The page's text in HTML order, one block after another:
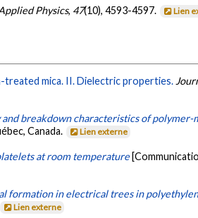
Physics, 47(10), 4593-4597. Lien
treated mica. II. Dielectric properties.
breakdown characteristics of polymer-
Canada.
Lien externe
at room temperature
formation in electrical trees in
Lien externe